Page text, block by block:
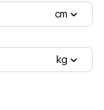
cm
kg